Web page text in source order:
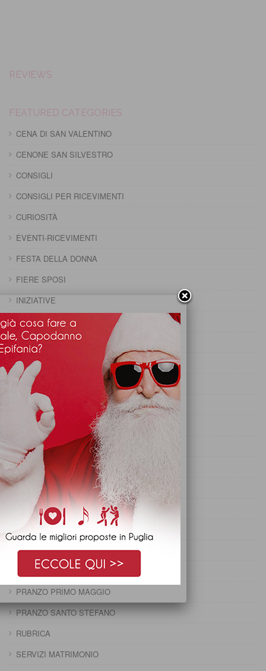
REVIEWS
FEATURED CATEGORIES
CENA DI SAN VALENTINO
CENONE SAN SILVESTRO
CONSIGLI
CONSIGLI PER RICEVIMENTI
CURIOSITÀ
EVENTI-RICEVIMENTI
FESTA DELLA DONNA
FIERE SPOSI
INIZIATIVE
MENU FESTE
PRANZO 25 APRILE
PRANZO CAPODANNO
PRANZO DELLA DOMENICA
PRANZO DELLA PENTOLACCIA
PRANZO DI CARNEVALE
PRANZO DI FERRAGOSTO
PRANZO DI OGNISSANTI
PRANZO DI PASQUA
PRANZO DI PASQUETTA
PRANZO EPIFANIA
PRANZO IMMACOLATA
PRANZO NATALE
PRANZO PRIMO MAGGIO
PRANZO SANTO STEFANO
RUBRICA
SERVIZI MATRIMONIO